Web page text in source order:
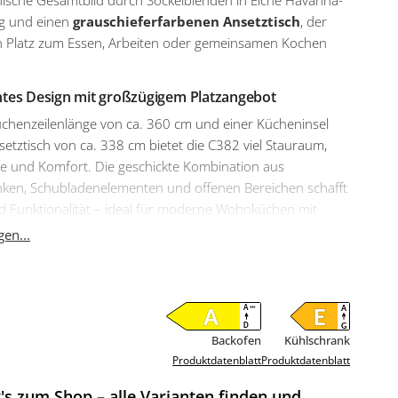
und einengrauschieferfarbenen Ansetztisch, der
Platz zum Essen, Arbeiten oder gemeinsamen Kochen
Design mit großzügigem Platzangebot
von ca. 360 cm und einer Kücheninsel
von ca. 338 cm bietet die C382 viel Stauraum,
und Komfort. Die geschickte Kombination aus
Schubladenelementen und offenen Bereichen schafft
Funktionalität – ideal für moderne Wohnküchen mit
zum Wohnbereich.
und Komfort perfekt verbinden. Der
SD124ES bietet zuverlässige Kühlung bei
E (Spektrum A bis G). DerBackofen BD31M
Backofen
Produktdatenblatt
Kühlschrank
Produktdatenblatt